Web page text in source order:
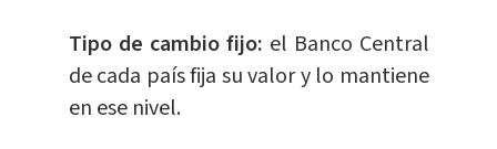
Tipo de cambio fijo: el Banco Central
de cada país fija su valor y lo mantiene
en ese nivel.